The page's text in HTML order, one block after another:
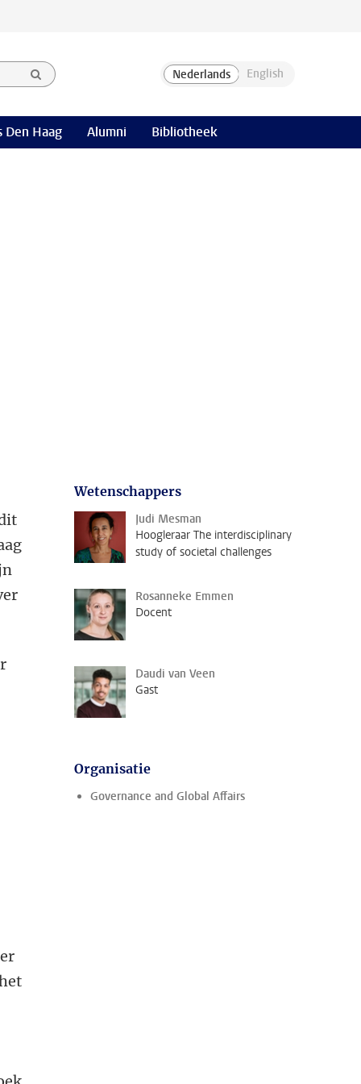
Den Haag Alumni Bibliotheek
Wetenschappers
Judi Mesman
Hoogleraar The interdisciplinary
study of societal challenges
Rosanneke Emmen
Docent
Daudi van Veen
Gast
Organisatie
Governance and Global Affairs